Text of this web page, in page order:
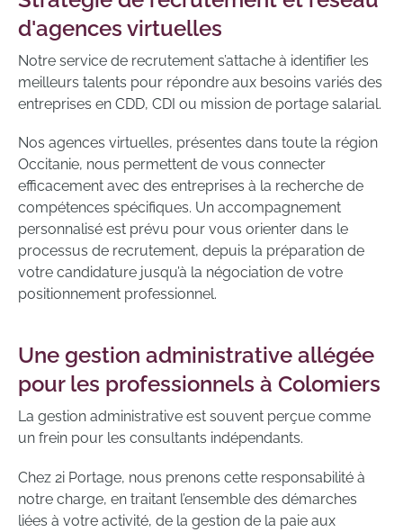
d'agences virtuelles
Notre service de recrutement s’attache à identifier les
meilleurs talents pour répondre aux besoins variés des
entreprises en CDD, CDI ou mission de portage salarial.
Nos agences virtuelles, présentes dans toute la région
Occitanie, nous permettent de vous connecter
efficacement avec des entreprises à la recherche de
compétences spécifiques. Un accompagnement
personnalisé est prévu pour vous orienter dans le
processus de recrutement, depuis la préparation de
votre candidature jusqu’à la négociation de votre
positionnement professionnel.
Une gestion administrative allégée
pour les professionnels à Colomiers
La gestion administrative est souvent perçue comme
un frein pour les consultants indépendants.
Chez 2i Portage, nous prenons cette responsabilité à
notre charge, en traitant l’ensemble des démarches
liées à votre activité, de la gestion de la paie aux